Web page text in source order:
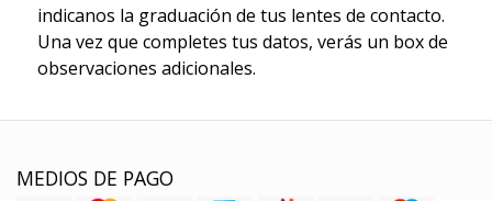
indicanos la graduación de tus lentes de contacto.
Una vez que completes tus datos, verás un box de
observaciones adicionales.
MEDIOS DE PAGO